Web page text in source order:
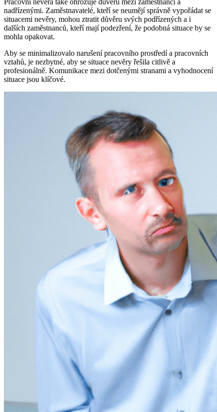
Pracovní nevěra také ohrožuje důvěru mezi zaměstnanci a
nadřízenými. Zaměstnavatelé, kteří se neumějí správně vypořádat se
situacemi nevěry, mohou ztratit důvěru svých podřízených a i
dalších zaměstnanců, kteří mají podezření, že podobná situace by se
mohla opakovat.
Aby se minimalizovalo narušení pracovního prostředí a pracovních
vztahů, je nezbytné, aby se situace nevěry řešila citlivě a
profesionálně. Komunikace mezi dotčenými stranami a vyhodnocení
situace jsou klíčové.